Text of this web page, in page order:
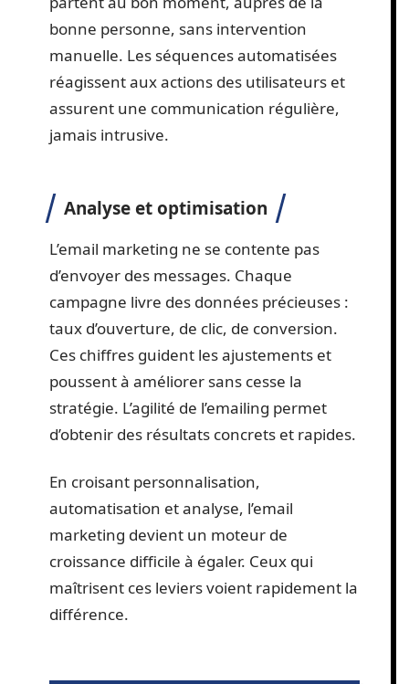
bonne personne, sans intervention
manuelle. Les séquences automatisées
réagissent aux actions des utilisateurs et
assurent une communication régulière,
jamais intrusive.
Analyse et optimisation
L’email marketing ne se contente pas
d’envoyer des messages. Chaque
campagne livre des données précieuses :
taux d’ouverture, de clic, de conversion.
Ces chiffres guident les ajustements et
poussent à améliorer sans cesse la
stratégie. L’agilité de l’emailing permet
d’obtenir des résultats concrets et rapides.
En croisant personnalisation,
automatisation et analyse, l’email
marketing devient un moteur de
croissance difficile à égaler. Ceux qui
maîtrisent ces leviers voient rapidement la
différence.